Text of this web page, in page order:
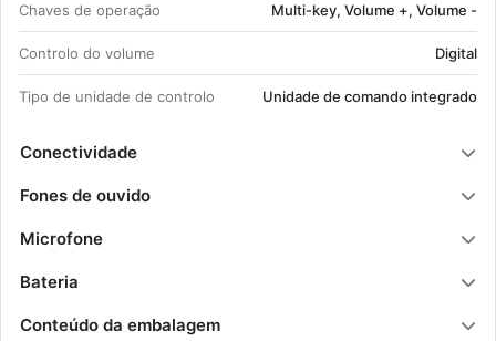
Chaves de ope­ração Multi-key, Vo­lume +, Vo­lume -
Con­trolo do vo­lume Di­gital
Tipo de uni­dade de con­trolo Uni­dade de co­mando in­te­grado
Conectividade
Fones de ouvido
Microfone
Bateria
Conteúdo da embalagem